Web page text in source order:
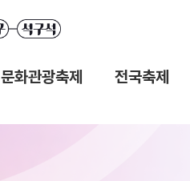
문화관광축제 전국축제